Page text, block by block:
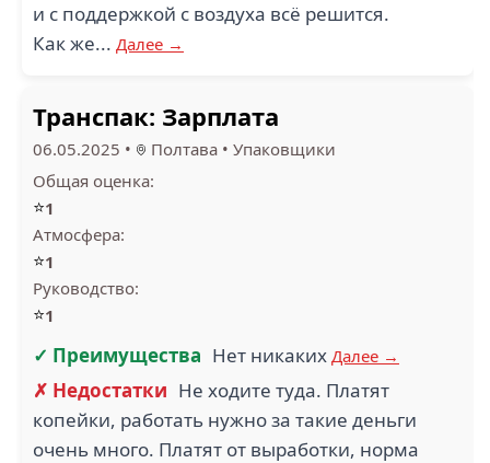
и с поддержкой с воздуха всё решится.
Как же... Далее →
Транспак: Зарплата
06.05.2025 • Полтава • Упаковщики
Общая оценка:
⭐1
Атмосфера:
⭐1
Руководство:
⭐1
✓ Преимущества Нет никаких Далее →
✗ Недостатки Не ходите туда. Платят
копейки, работать нужно за такие деньги
очень много. Платят от выработки, норма